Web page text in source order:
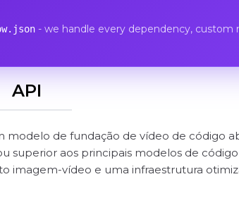
- we handle every dependency, custom
API
modelo de fundação de vídeo de código
superior aos principais modelos de
imagem-vídeo e uma infraestrutura